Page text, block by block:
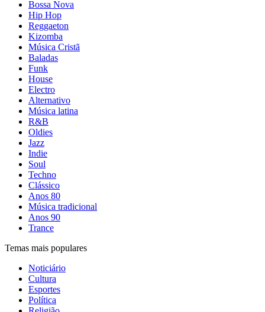
Bossa Nova
Hip Hop
Reggaeton
Kizomba
Música Cristã
Baladas
Funk
House
Electro
Alternativo
Música latina
R&B
Oldies
Jazz
Indie
Soul
Techno
Clássico
Anos 80
Música tradicional
Anos 90
Trance
Temas mais populares
Noticiário
Cultura
Esportes
Política